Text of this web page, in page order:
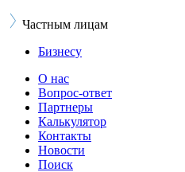
Частным лицам
Бизнесу
О нас
Вопрос-ответ
Партнеры
Калькулятор
Контакты
Новости
Поиск